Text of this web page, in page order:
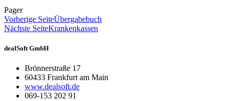
Pager
Vorherige SeiteÜbergabebuch
Nächste SeiteKrankenkassen
dealSoft GmbH
Brönnerstraße 17
60433 Frankfurt am Main
www.dealsoft.de
069-153 202 91